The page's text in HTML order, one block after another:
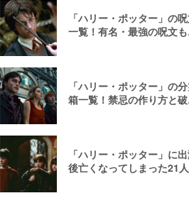
「ハリー・ポッター」の
一覧！有名・最強の呪文
「ハリー・ポッター」の
箱一覧！禁忌の作り方と
「ハリー・ポッター」に
後亡くなってしまった21